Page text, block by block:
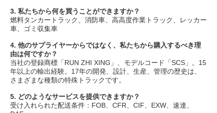
3. 私たちから何を買うことができますか？
燃料タンカートラック、消防車、高高度作業トラック、レッカー
車、ゴミ収集車
4. 他のサプライヤーからではなく、私たちから購入するべき理
由は何ですか？
当社の登録商標「RUN ZHI XING」、モデルコード「SCS」。15
年以上の輸出経験。17年の開発、設計、生産、管理の歴史は、
さまざまな種類の特殊トラックです。
5. どのようなサービスを提供できますか？
受け入れられた配送条件：FOB、CFR、CIF、EXW、速達、